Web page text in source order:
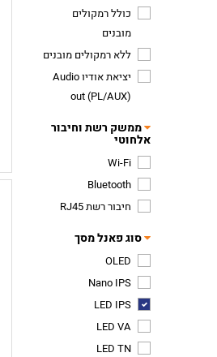
כולל רמקולים
מובנים
ללא רמקולים מובנים
יציאת אודיו Audio
out (PL/AUX)
ממשק רשת וחיבור
אלחוטי
Wi-Fi
Bluetooth
חיבור רשת RJ45
סוג פאנל מסך
OLED
Nano IPS
LED IPS
LED VA
LED TN